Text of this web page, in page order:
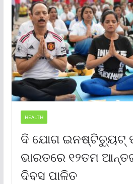
HEALTH
ଦି ଯୋଗ ଇନଷ୍ଟିଚ୍ୟୁଟ୍
ଭାରତରେ ୧୨ତମ
ଦିବସ ପାଳିତ